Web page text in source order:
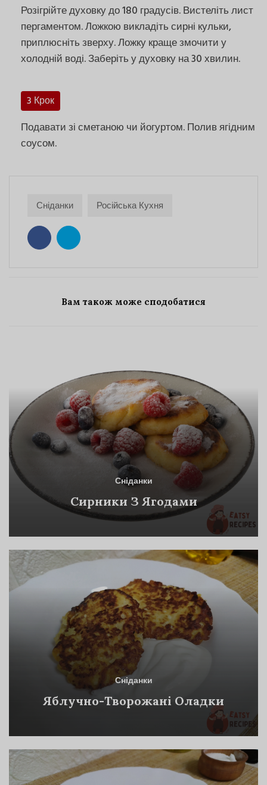
Розігрійте духовку до 180 градусів. Вистеліть лист
пергаментом. Ложкою викладіть сирні кульки,
приплюсніть зверху. Ложку краще змочити у
холодній воді. Заберіть у духовку на 30 хвилин.
3 Крок
Подавати зі сметаною чи йогуртом. Полив ягідним
соусом.
Сніданки Російська Кухня
Вам також може сподобатися
Сніданки
Сирники З Ягодами
Сніданки
Яблучно-Творожані Оладки